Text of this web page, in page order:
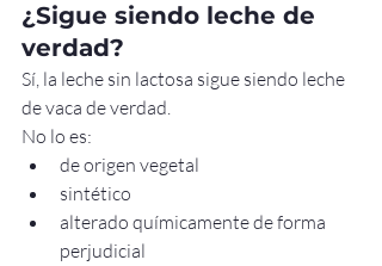
¿Sigue siendo leche de
verdad?
Sí, la leche sin lactosa sigue siendo leche
de vaca de verdad.
No lo es:
de origen vegetal
sintético
alterado químicamente de forma
perjudicial